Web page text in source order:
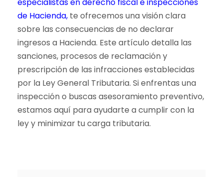
de Hacienda, te ofrecemos una visión clara
sobre las consecuencias de no declarar
ingresos a Hacienda. Este artículo detalla las
sanciones, procesos de reclamación y
prescripción de las infracciones establecidas
por la Ley General Tributaria. Si enfrentas una
inspección o buscas asesoramiento preventivo,
estamos aquí para ayudarte a cumplir con la
ley y minimizar tu carga tributaria.